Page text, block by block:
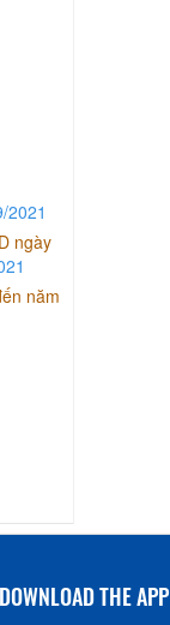
ngày
năm
DOWNLOAD THE APP